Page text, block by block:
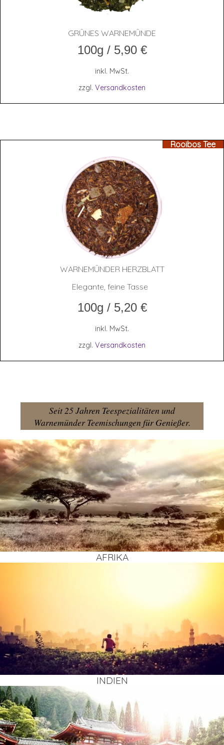
GRÜ­NES WARNEMÜNDE
100g / 5,90 €
inkl. MwSt.
zzgl. Versandkosten
Rooibos Tee
WAR­NE­MÜN­DER HERZBLATT
Elegante, feine Tasse
100g / 5,20 €
inkl. MwSt.
zzgl. Versandkosten
Seit 25 Jahren Teespezialitäten und
Warnemünder Teemischungen für Genießer.
AFRI­KA
INDI­EN